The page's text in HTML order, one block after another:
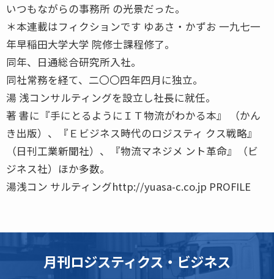
いつもながらの事務所 の光景だった。
＊本連載はフィクションです ゆあさ・かずお 一九七一
年早稲田大学大学 院修士課程修了。
同年、日通総合研究所入社。
同社常務を経て、二〇〇四年四月に独立。
湯 浅コンサルティングを設立し社長に就任。
著 書に『手にとるようにＩＴ物流がわかる本』 （かん
き出版）、『Ｅビジネス時代のロジスティ クス戦略』
（日刊工業新聞社）、『物流マネジメ ント革命』（ビ
ジネス社）ほか多数。
湯浅コン サルティングhttp://yuasa-c.co.jp PROFILE
月刊ロジスティクス・ビジネス